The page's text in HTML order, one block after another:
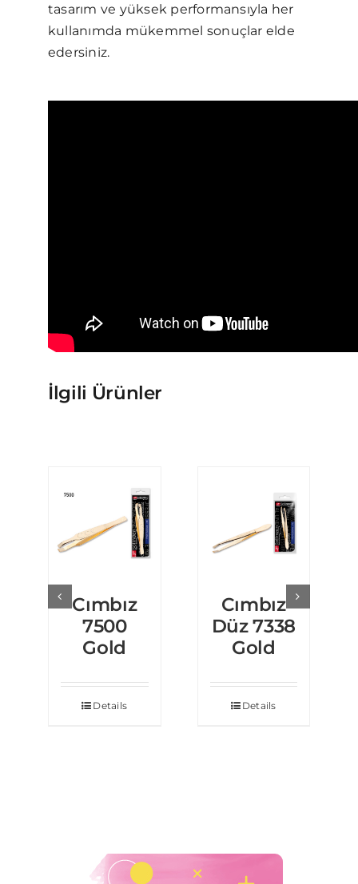
tasarım ve yüksek performansıyla her
kullanımda mükemmel sonuçlar elde
edersiniz.
İlgili Ürünler
Cımbız
7500
Gold
Details
Cımbız
Düz 7338
Gold
Details